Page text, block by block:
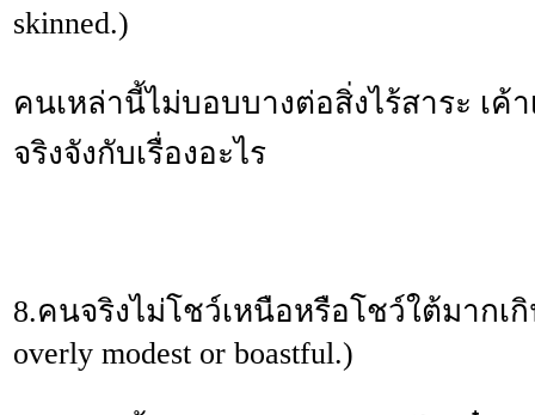
skinned.)
คนเหล่านี้ไม่บอบบางต่อสิ่งไร้สาระ เค้
จริงจังกับเรื่องอะไร
8.คนจริงไม่โชว์เหนือหรือโชว์ใต้มากเกิ
overly modest or boastful.)